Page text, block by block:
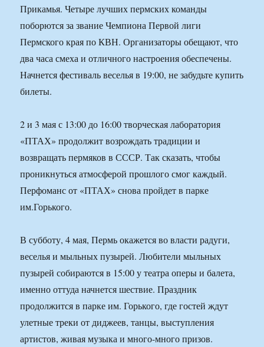
Прикамья. Четыре лучших пермских команды
поборются за звание Чемпиона Первой лиги
Пермского края по КВН. Организаторы обещают, что
два часа смеха и отличного настроения обеспечены.
Начнется фестиваль веселья в 19:00, не забудьте купить
билеты.
2 и 3 мая с 13:00 до 16:00 творческая лаборатория
«ПТАХ» продолжит возрождать традиции и
возвращать пермяков в СССР. Так сказать, чтобы
проникнуться атмосферой прошлого смог каждый.
Перфоманс от «ПТАХ» снова пройдет в парке
им.Горького.
В субботу, 4 мая, Пермь окажется во власти радуги,
веселья и мыльных пузырей. Любители мыльных
пузырей собираются в 15:00 у театра оперы и балета,
именно оттуда начнется шествие. Праздник
продолжится в парке им. Горького, где гостей ждут
улетные треки от диджеев, танцы, выступления
артистов, живая музыка и много-много призов.